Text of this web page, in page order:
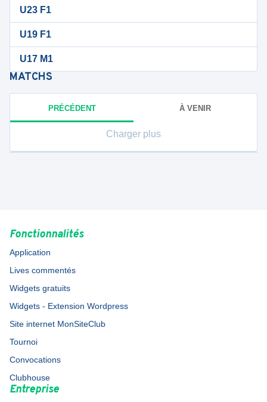
U23 F1
U19 F1
U17 M1
MATCHS
PRÉCÉDENT À VENIR
Charger plus
Fonctionnalités
Application
Lives commentés
Widgets gratuits
Widgets - Extension Wordpress
Site internet MonSiteClub
Tournoi
Convocations
Clubhouse
Entreprise